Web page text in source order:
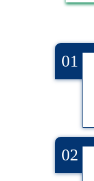
01
02